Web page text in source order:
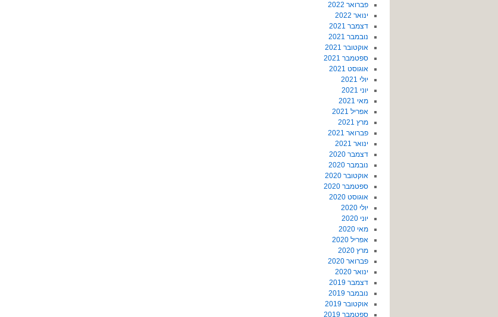
פברואר 2022
ינואר 2022
דצמבר 2021
נובמבר 2021
אוקטובר 2021
ספטמבר 2021
אוגוסט 2021
יולי 2021
יוני 2021
מאי 2021
אפריל 2021
מרץ 2021
פברואר 2021
ינואר 2021
דצמבר 2020
נובמבר 2020
אוקטובר 2020
ספטמבר 2020
אוגוסט 2020
יולי 2020
יוני 2020
מאי 2020
אפריל 2020
מרץ 2020
פברואר 2020
ינואר 2020
דצמבר 2019
נובמבר 2019
אוקטובר 2019
ספטמבר 2019